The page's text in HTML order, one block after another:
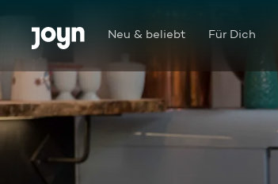
Zum Inhalt springen
Barrierefrei Neu & beliebt Für Dich